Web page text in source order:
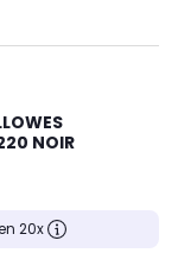
NOIR
20x